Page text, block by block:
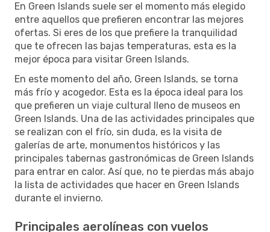
En Green Islands suele ser el momento más elegido
entre aquellos que prefieren encontrar las mejores
ofertas. Si eres de los que prefiere la tranquilidad
que te ofrecen las bajas temperaturas, esta es la
mejor época para visitar Green Islands.
En este momento del año, Green Islands, se torna
más frío y acogedor. Esta es la época ideal para los
que prefieren un viaje cultural lleno de museos en
Green Islands. Una de las actividades principales que
se realizan con el frío, sin duda, es la visita de
galerías de arte, monumentos históricos y las
principales tabernas gastronómicas de Green Islands
para entrar en calor. Así que, no te pierdas más abajo
la lista de actividades que hacer en Green Islands
durante el invierno.
Principales aerolíneas con vuelos